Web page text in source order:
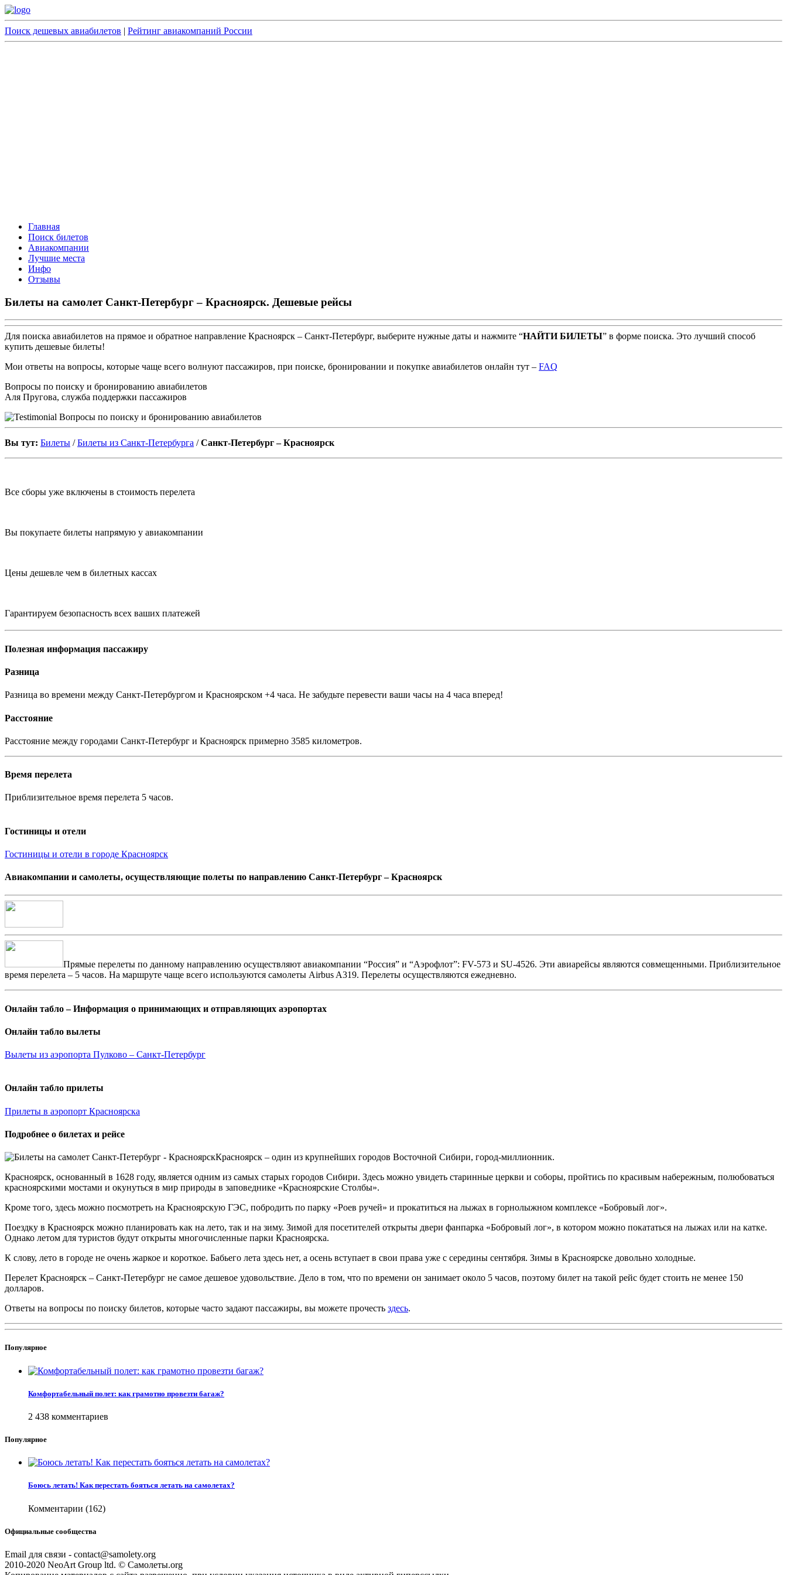
Поиск дешевых авиабилетов | Рейтинг авиакомпаний России
Главная
Поиск билетов
Авиакомпании
Лучшие места
Инфо
Отзывы
Билеты на самолет Санкт-Петербург – Красноярск. Дешевые рейсы
Для поиска авиабилетов на прямое и обратное направление Красноярск – Санкт-Петербург, выберите нужные даты и нажмите “НАЙТИ БИЛЕТЫ” в форме поиска. Это лучший способ
купить дешевые билеты!
Мои ответы на вопросы, которые чаще всего волнуют пассажиров, при поиске, бронировании и покупке авиабилетов онлайн тут – FAQ
Вопросы по поиску и бронированию авиабилетов
Аля Пругова, служба поддержки пассажиров
Вы тут: Билеты /Билеты из Санкт-Петербурга /Санкт-Петербург – Красноярск
Все сборы уже включены в стоимость перелета
Вы покупаете билеты напрямую у авиакомпании
Цены дешевле чем в билетных кассах
Гарантируем безопасность всех ваших платежей
Полезная информация пассажиру
Разница
Разница во времени между Санкт-Петербургом и Красноярском +4 часа. Не забудьте перевести ваши часы на 4 часа вперед!
Расстояние
Расстояние между городами Санкт-Петербург и Красноярск примерно 3585 километров.
Время перелета
Приблизительное время перелета 5 часов.
Гостиницы и отели
Гостиницы и отели в городе Красноярск
Авиакомпании и самолеты, осуществляющие полеты по направлению Санкт-Петербург – Красноярск
Прямые перелеты по данному направлению осуществляют авиакомпании “Россия” и “Аэрофлот”: FV-573 и SU-4526. Эти авиарейсы являются совмещенными. Приблизительное
время перелета – 5 часов. На маршруте чаще всего используются самолеты Airbus A319. Перелеты осуществляются ежедневно.
Онлайн табло – Информация о принимающих и отправляющих аэропортах
Онлайн табло вылеты
Вылеты из аэропорта Пулково – Санкт-Петербург
Онлайн табло прилеты
Прилеты в аэропорт Красноярска
Подробнее о билетах и рейсе
Красноярск – один из крупнейших городов Восточной Сибири, город-миллионник.
Красноярск, основанный в 1628 году, является одним из самых старых городов Сибири. Здесь можно увидеть старинные церкви и соборы, пройтись по красивым набережным, полюбоваться
красноярскими мостами и окунуться в мир природы в заповеднике «Красноярские Столбы».
Кроме того, здесь можно посмотреть на Красноярскую ГЭС, побродить по парку «Роев ручей» и прокатиться на лыжах в горнолыжном комплексе «Бобровый лог».
Поездку в Красноярск можно планировать как на лето, так и на зиму. Зимой для посетителей открыты двери фанпарка «Бобровый лог», в котором можно покататься на лыжах или на катке.
Однако летом для туристов будут открыты многочисленные парки Красноярска.
К слову, лето в городе не очень жаркое и короткое. Бабьего лета здесь нет, а осень вступает в свои права уже с середины сентября. Зимы в Красноярске довольно холодные.
Перелет Красноярск – Санкт-Петербург не самое дешевое удовольствие. Дело в том, что по времени он занимает около 5 часов, поэтому билет на такой рейс будет стоить не менее 150
долларов.
Ответы на вопросы по поиску билетов, которые часто задают пассажиры, вы можете прочесть здесь.
Популярное
Комфортабельный полет: как грамотно провезти багаж?
2 438 комментариев
Популярное
Боюсь летать! Как перестать бояться летать на самолетах?
Комментарии (162)
Официальные сообщества
Email для связи - contact@samolety.org
2010-2020 NeoArt Group ltd. © Самолеты.org